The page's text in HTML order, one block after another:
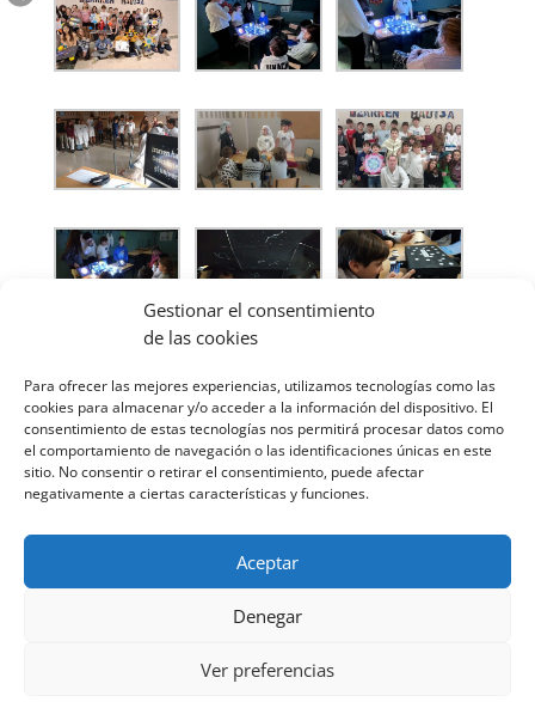
Gestionar el consentimiento
de las cookies
Para ofrecer las mejores experiencias, utilizamos tecnologías como las
cookies para almacenar y/o acceder a la información del dispositivo. El
consentimiento de estas tecnologías nos permitirá procesar datos como
el comportamiento de navegación o las identificaciones únicas en este
sitio. No consentir o retirar el consentimiento, puede afectar
negativamente a ciertas características y funciones.
Aceptar
Denegar
Ver preferencias